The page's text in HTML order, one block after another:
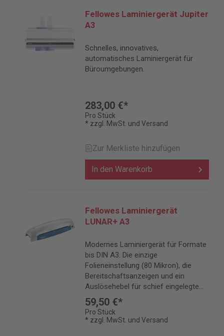
Fellowes Laminiergerät Jupiter
A3
Schnelles, innovatives,
automatisches Laminiergerät für
Büroumgebungen.
283,00 €*
Pro Stück
* zzgl. MwSt. und Versand
Zur Merkliste hinzufügen
In den Warenkorb
Fellowes Laminiergerät
LUNAR+ A3
Modernes Laminiergerät für Formate
bis DIN A3. Die einzige
Folieneinstellung (80 Mikron), die
Bereitschaftsanzeigen und ein
Auslösehebel für schief eingelegte
Folien ermöglichen einfaches,
unkompliziertes Laminieren.
59,50 €*
Pro Stück
* zzgl. MwSt. und Versand